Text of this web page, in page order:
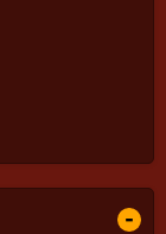
-